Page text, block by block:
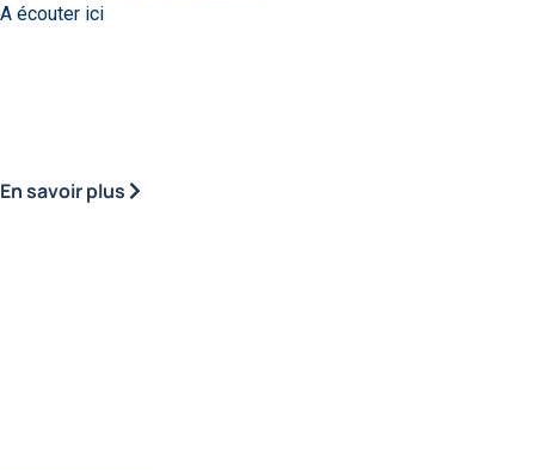
A écouter ici
En savoir plus